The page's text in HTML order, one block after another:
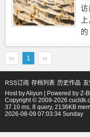
访
‹‹ 1 ››
RSS订阅 存档列表 历史作品
Host byAliyun | Powered by Z-
Copyright © 2009-2026
37.10 ms, 8 query, 2136KB
2026-08-09 07:03:34 Sunday